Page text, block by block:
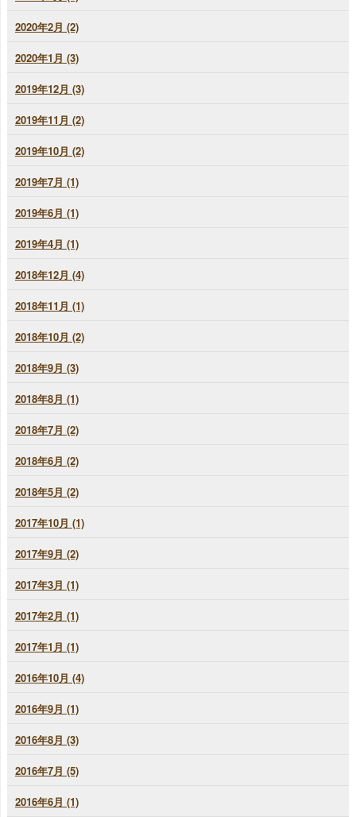
2020年2月 (2)
2020年1月 (3)
2019年12月 (3)
2019年11月 (2)
2019年10月 (2)
2019年7月 (1)
2019年6月 (1)
2019年4月 (1)
2018年12月 (4)
2018年11月 (1)
2018年10月 (2)
2018年9月 (3)
2018年8月 (1)
2018年7月 (2)
2018年6月 (2)
2018年5月 (2)
2017年10月 (1)
2017年9月 (2)
2017年3月 (1)
2017年2月 (1)
2017年1月 (1)
2016年10月 (4)
2016年9月 (1)
2016年8月 (3)
2016年7月 (5)
2016年6月 (1)